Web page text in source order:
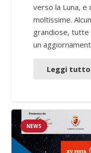
verso la Luna, e
moltissime.
grandiose, tutte
un
Leggi tutto
NEWS